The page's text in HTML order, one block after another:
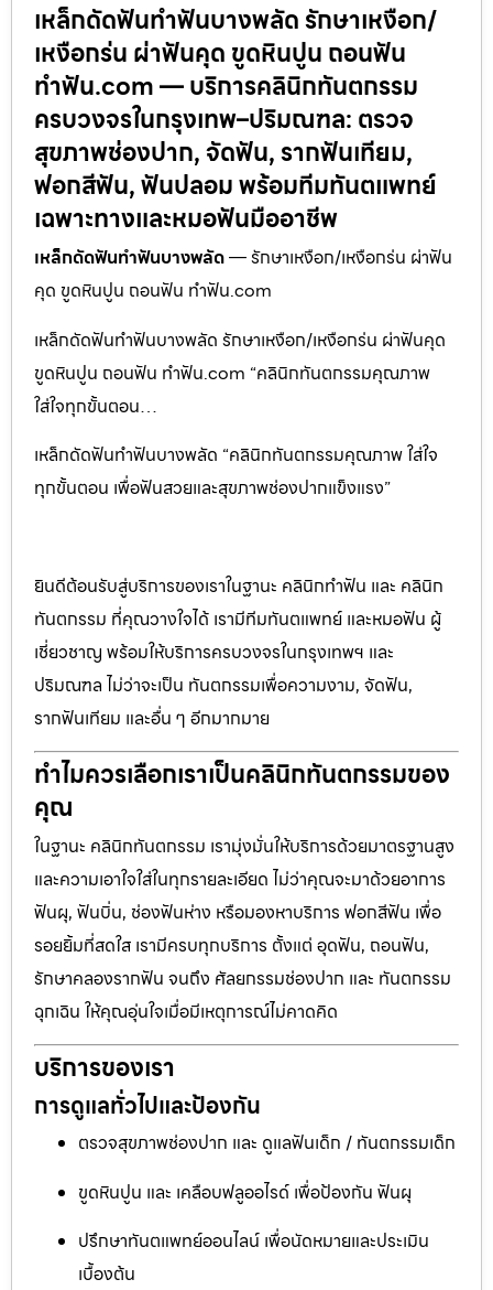
เหล็กดัดฟันทำฟันบางพลัด รักษาเหงือก/
เหงือกร่น ผ่าฟันคุด ขูดหินปูน ถอนฟัน
ทำฟัน.com — บริการคลินิกทันตกรรม
ครบวงจรในกรุงเทพ–ปริมณฑล: ตรวจ
สุขภาพช่องปาก, จัดฟัน, รากฟันเทียม,
ฟอกสีฟัน, ฟันปลอม พร้อมทีมทันตแพทย์
เฉพาะทางและหมอฟันมืออาชีพ
เหล็กดัดฟันทำฟันบางพลัด— รักษาเหงือก/เหงือกร่น ผ่าฟัน
คุด ขูดหินปูน ถอนฟัน ทำฟัน.com
เหล็กดัดฟันทำฟันบางพลัด รักษาเหงือก/เหงือกร่น ผ่าฟันคุด
ขูดหินปูน ถอนฟัน ทำฟัน.com “คลินิกทันตกรรมคุณภาพ
ใส่ใจทุกขั้นตอน…
เหล็กดัดฟันทำฟันบางพลัด “คลินิกทันตกรรมคุณภาพ ใส่ใจ
ทุกขั้นตอน เพื่อฟันสวยและสุขภาพช่องปากแข็งแรง”
ยินดีต้อนรับสู่บริการของเราในฐานะ คลินิกทำฟัน และ คลินิก
ทันตกรรม ที่คุณวางใจได้ เรามีทีมทันตแพทย์ และหมอฟัน ผู้
เชี่ยวชาญ พร้อมให้บริการครบวงจรในกรุงเทพฯ และ
ปริมณฑล ไม่ว่าจะเป็น ทันตกรรมเพื่อความงาม, จัดฟัน,
รากฟันเทียม และอื่น ๆ อีกมากมาย
ทำไมควรเลือกเราเป็นคลินิกทันตกรรมของ
คุณ
ในฐานะ คลินิกทันตกรรม เรามุ่งมั่นให้บริการด้วยมาตรฐานสูง
และความเอาใจใส่ในทุกรายละเอียด ไม่ว่าคุณจะมาด้วยอาการ
ฟันผุ, ฟันบิ่น, ช่องฟันห่าง หรือมองหาบริการ ฟอกสีฟัน เพื่อ
รอยยิ้มที่สดใส เรามีครบทุกบริการ ตั้งแต่ อุดฟัน, ถอนฟัน,
รักษาคลองรากฟัน จนถึง ศัลยกรรมช่องปาก และ ทันตกรรม
ฉุกเฉิน ให้คุณอุ่นใจเมื่อมีเหตุการณ์ไม่คาดคิด
บริการของเรา
การดูแลทั่วไปและป้องกัน
ตรวจสุขภาพช่องปาก และ ดูแลฟันเด็ก / ทันตกรรมเด็ก
ขูดหินปูน และ เคลือบฟลูออไรด์ เพื่อป้องกัน ฟันผุ
ปรึกษาทันตแพทย์ออนไลน์ เพื่อนัดหมายและประเมิน
เบื้องต้น